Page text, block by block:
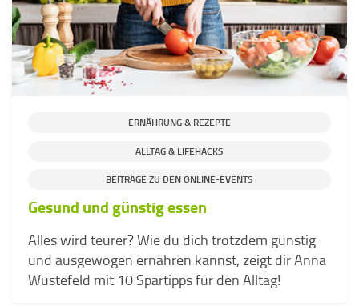
ERNÄHRUNG & REZEPTE
ALLTAG & LIFEHACKS
BEITRÄGE ZU DEN ONLINE-EVENTS
Gesund und günstig essen
Alles wird teurer? Wie du dich trotzdem günstig
und ausgewogen ernähren kannst, zeigt dir Anna
Wüstefeld mit 10 Spartipps für den Alltag!